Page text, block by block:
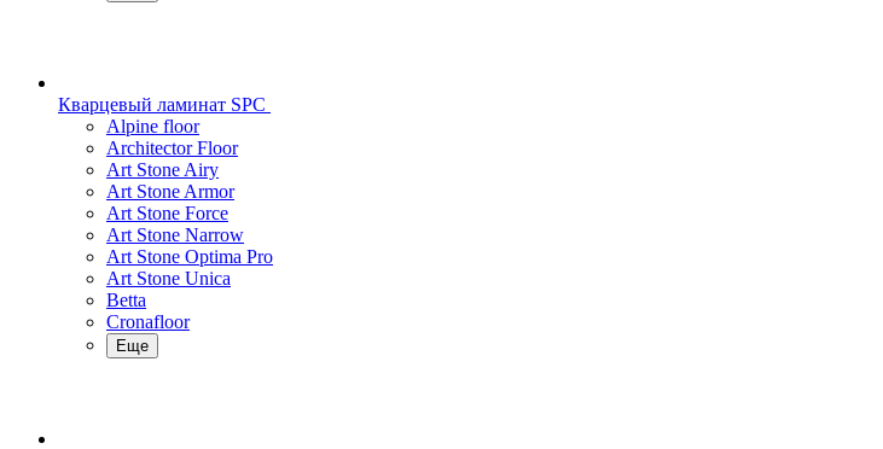
Кварцевый ламинат SPC
Alpine floor
Architector Floor
Art Stone Airy
Art Stone Armor
Art Stone Force
Art Stone Narrow
Art Stone Optima Pro
Art Stone Unica
Betta
Cronafloor
Еще